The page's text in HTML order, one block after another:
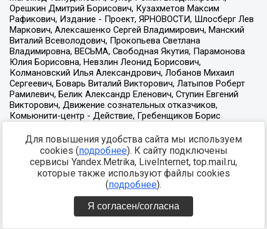
Для повышения удобства сайта мы используем
cookies (подробнее). К сайту подключены
сервисы Yandex.Metrika, LiveInternet, top.mail.ru,
которые также используют файлы cookies
(подробнее).
Я согласен/согласна